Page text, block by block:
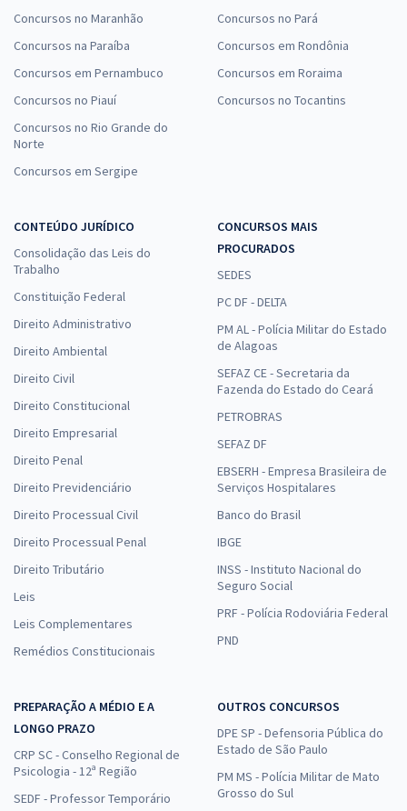
Concursos no Maranhão
Concursos na Paraíba
Concursos em Pernambuco
Concursos no Piauí
Concursos no Rio Grande do
Norte
Concursos em Sergipe
Concursos no Pará
Concursos em Rondônia
Concursos em Roraima
Concursos no Tocantins
CONTEÚDO JURÍDICO
Consolidação das Leis do
Trabalho
Constituição Federal
Direito Administrativo
Direito Ambiental
Direito Civil
Direito Constitucional
Direito Empresarial
Direito Penal
Direito Previdenciário
Direito Processual Civil
Direito Processual Penal
Direito Tributário
Leis
Leis Complementares
Remédios Constitucionais
CONCURSOS MAIS
PROCURADOS
SEDES
PC DF - DELTA
PM AL - Polícia Militar do Estado
de Alagoas
SEFAZ CE - Secretaria da
Fazenda do Estado do Ceará
PETROBRAS
SEFAZ DF
EBSERH - Empresa Brasileira de
Serviços Hospitalares
Banco do Brasil
IBGE
INSS - Instituto Nacional do
Seguro Social
PRF - Polícia Rodoviária Federal
PND
PREPARAÇÃO A MÉDIO E A
LONGO PRAZO
CRP SC - Conselho Regional de
Psicologia - 12ª Região
SEDF - Professor Temporário
OUTROS CONCURSOS
DPE SP - Defensoria Pública do
Estado de São Paulo
PM MS - Polícia Militar de Mato
Grosso do Sul